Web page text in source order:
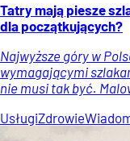
Tatry mają piesze
dla początkujących?
Najwyższe góry w
wymagającymi
nie musi tak być.
UsługiZdrowie